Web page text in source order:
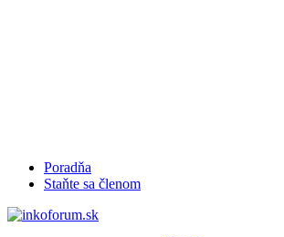
Poradňa
Staňte sa členom